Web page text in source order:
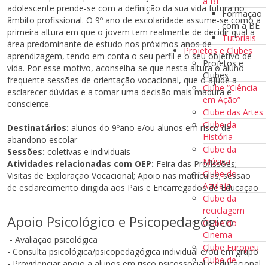
Formação
com a BE
Tutoriais
Projetos e Clubes
Projetos e
Clubes
Clube “Ciência
em Ação”
Clube das Artes
Clube da
História
Clube da
Música
Clube do
Azulejo
Clube da
reciclagem
Clube do
Cinema
Clube Europeu
Clube de
adolescente prende-se com a definição da sua vida futura no
âmbito profissional. O 9º ano de escolaridade assume-se como a
primeira altura em que o jovem tem realmente de decidir qual a
área predominante de estudo nos próximos anos de
aprendizagem, tendo em conta o seu perfil e o seu objetivo de
vida. Por esse motivo, aconselha-se que nesta altura o aluno
frequente sessões de orientação vocacional, que o ajude a
esclarecer dúvidas e a tomar uma decisão mais madura e
consciente.
Destinatários: alunos do 9ºano e/ou alunos em risco de
abandono escolar
Sessões: coletivas e individuais
Atividades relacionadas com OEP: Feira das Profissões;
Visitas de Exploração Vocacional; Apoio nas matrículas; sessão
de esclarecimento dirigida aos Pais e Encarregados de Educação
Apoio Psicológico e Psicopedagógico
- Avaliação psicológica
- Consulta psicológica/psicopedagógica individual e/ou em grupo